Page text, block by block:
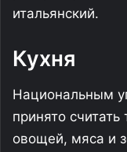
итальянский.
Кухня
Национальным
принято
овощей, мяса и